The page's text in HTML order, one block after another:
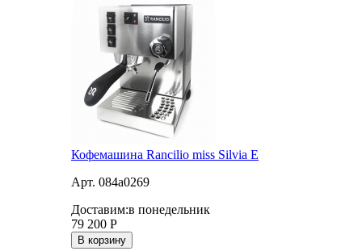
Кофемашина Rancilio miss Silvia E
Арт. 084a0269
Доставим:в понедельник
79 200 Р
В корзину